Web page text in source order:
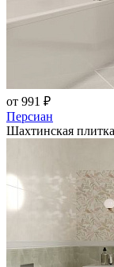
от 991 ₽
Персиан
Шахтинская